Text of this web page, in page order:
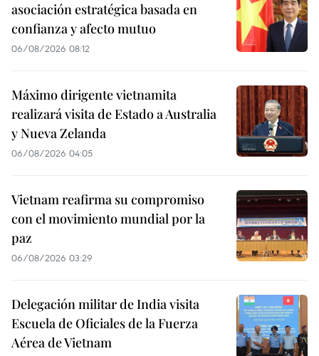
asociación estratégica basada en
confianza y afecto mutuo
06/08/2026 08:12
Máximo dirigente vietnamita
realizará visita de Estado a Australia
y Nueva Zelanda
06/08/2026 04:05
Vietnam reafirma su compromiso
con el movimiento mundial por la
paz
06/08/2026 03:29
Delegación militar de India visita
Escuela de Oficiales de la Fuerza
Aérea de Vietnam